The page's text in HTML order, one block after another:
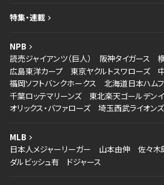
特集・連載
NPB
読売ジャイアンツ（巨人）
阪神タイガース
広島東洋カープ
東京ヤクルトスワローズ
福岡ソフトバンクホークス
北海道日本ハム
千葉ロッテマリーンズ
東北楽天ゴールデン
オリックス・バファローズ
埼玉西武ライオンズ
MLB
日本人メジャーリーガー
山本由伸 佐々木
ダルビッシュ有
ドジャース